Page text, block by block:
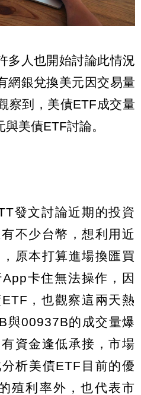
多人也開始討論此情況
網銀兌換美元因交易量
察到，美債ETF成交量
美債ETF討論。
發文討論近期的投資
不少台幣，想利用近
原本打算進場換匯買
卡住無法操作，因
，也觀察這兩天熱
與00937B的成交量爆
資金逢低承接，市場
析美債ETF目前的優
殖利率外，也代表市